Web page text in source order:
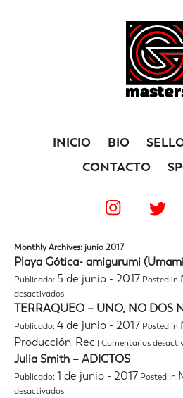
INICIO BIO
CONTACTO
Monthly Archives: junio 2017
Playa Gótica- amigurumi
Publicado: 5 de junio - 2017 Posted in
desactivadosen
Playa
Gótica-
amigurumi
(Umami
Discos
2017)
TERRAQUEO – UNO, NO DOS
Publicado: 4 de junio - 2017 Posted in
Producción, Rec | Comentarios
Julia Smith – ADICTOS
Publicado: 1 de junio - 2017 Posted in
desactivadosen